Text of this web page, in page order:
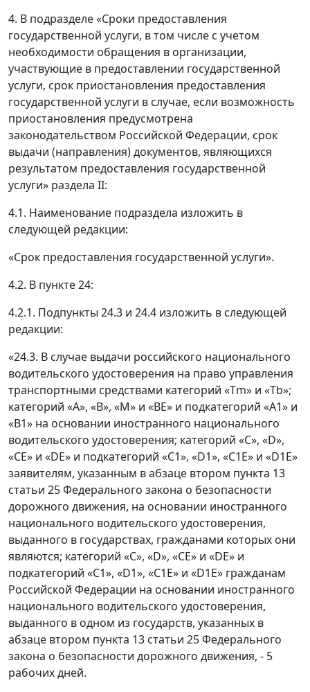
4. В подразделе «Сроки предоставления
государственной услуги, в том числе с учетом
необходимости обращения в организации,
участвующие в предоставлении государственной
услуги, срок приостановления предоставления
государственной услуги в случае, если возможность
приостановления предусмотрена
законодательством Российской Федерации, срок
выдачи (направления) документов, являющихся
результатом предоставления государственной
услуги» раздела II:
4.1. Наименование подраздела изложить в
следующей редакции:
«Срок предоставления государственной услуги».
4.2. В пункте 24:
4.2.1. Подпункты 24.3 и 24.4 изложить в следующей
редакции:
«24.3. В случае выдачи российского национального
водительского удостоверения на право управления
транспортными средствами категорий «Тm» и «Тb»;
категорий «А», «В», «М» и «ВЕ» и подкатегорий «А1» и
«В1» на основании иностранного национального
водительского удостоверения; категорий «С», «D»,
«СЕ» и «DE» и подкатегорий «С1», «D1», «С1Е» и «D1E»
заявителям, указанным в абзаце втором пункта 13
статьи 25 Федерального закона о безопасности
дорожного движения, на основании иностранного
национального водительского удостоверения,
выданного в государствах, гражданами которых они
являются; категорий «С», «D», «СЕ» и «DE» и
подкатегорий «С1», «D1», «С1Е» и «D1E» гражданам
Российской Федерации на основании иностранного
национального водительского удостоверения,
выданного в одном из государств, указанных в
абзаце втором пункта 13 статьи 25 Федерального
закона о безопасности дорожного движения, - 5
рабочих дней.